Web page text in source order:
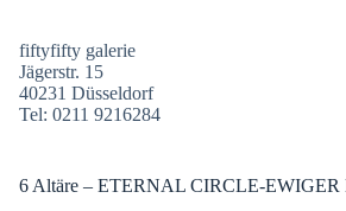
fiftyfifty galerie
Jägerstr. 15
40231 Düsseldorf
Tel: 0211 9216284
6 Altäre – ETERNAL CIRCLE-